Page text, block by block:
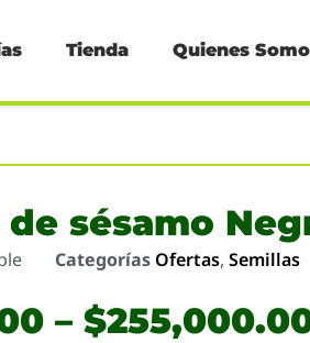
Tienda Quienes
de sésamo
Categorías Ofertas, Semillas
– $